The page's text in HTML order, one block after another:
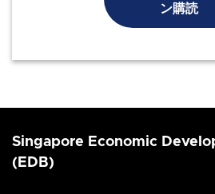
ン購読
Singapore Economic
(EDB)